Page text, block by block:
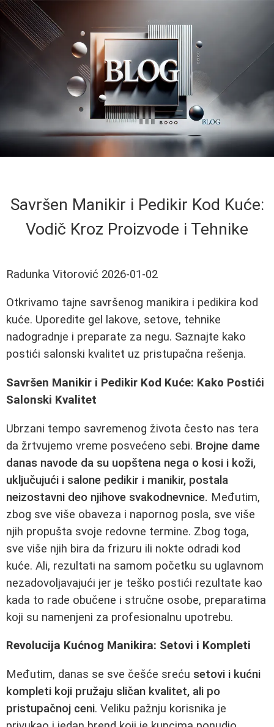
Savršen Manikir i Pedikir Kod Kuće:
Vodič Kroz Proizvode i Tehnike
Radunka Vitorović 2026-01-02
Otkrivamo tajne savršenog manikira i pedikira kod
kuće. Uporedite gel lakove, setove, tehnike
nadogradnje i preparate za negu. Saznajte kako
postići salonski kvalitet uz pristupačna rešenja.
Savršen Manikir i Pedikir Kod Kuće: Kako Postići
Salonski Kvalitet
Ubrzani tempo savremenog života često nas tera
da žrtvujemo vreme posvećeno sebi. Brojne dame
danas navode da su uopštena nega o kosi i koži,
uključujući i salone pedikir i manikir, postala
neizostavni deo njihove svakodnevnice. Međutim,
zbog sve više obaveza i napornog posla, sve više
njih propušta svoje redovne termine. Zbog toga,
sve više njih bira da frizuru ili nokte odradi kod
kuće. Ali, rezultati na samom početku su uglavnom
nezadovoljavajući jer je teško postići rezultate kao
kada to rade obučene i stručne osobe, preparatima
koji su namenjeni za profesionalnu upotrebu.
Revolucija Kućnog Manikira: Setovi i Kompleti
Međutim, danas se sve češće sreću setovi i kućni
kompleti koji pružaju sličan kvalitet, ali po
pristupačnoj ceni. Veliku pažnju korisnika je